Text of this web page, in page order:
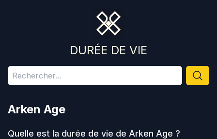
DURÉE DE VIE
Arken Age
Quelle est la durée de vie de Arken Age ?